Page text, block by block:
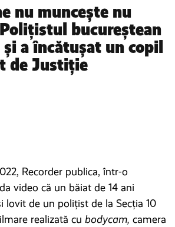
nu muncește nu
bucureștean
a încătușat un copil
de Justiție
Recorder publica, într-o
video că un băiat de 14 ani
lovit de un polițist de la Secția 10
realizată cu bodycam, camera